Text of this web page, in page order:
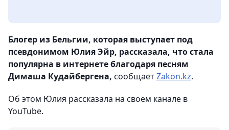
Блогер из Бельгии, которая выступает под
псевдонимом Юлия Эйр, рассказала, что стала
популярна в интернете благодаря песням
Димаша Кудайбергена, сообщаетZakon.kz.
Об этом Юлия рассказала на своем канале в
YouTube.